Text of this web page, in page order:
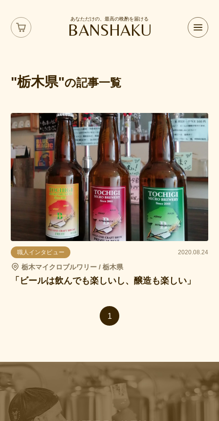
あなただけの、最高の晩酌を届ける
BANSHAKU
"栃木県"の記事一覧
職人インタビュー 2020.08.24
栃木マイクロブルワリー / 栃木県
「ビールは飲んでも楽しいし、醸造も楽しい」
1